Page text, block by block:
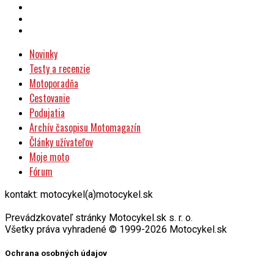
Novinky
Testy a recenzie
Motoporadňa
Cestovanie
Podujatia
Archív časopisu Motomagazín
Články užívateľov
Moje moto
Fórum
kontakt: motocykel(a)motocykel.sk
Prevádzkovateľ stránky Motocykel.sk s. r. o.
Všetky práva vyhradené © 1999-2026 Motocykel.sk
Ochrana osobných údajov